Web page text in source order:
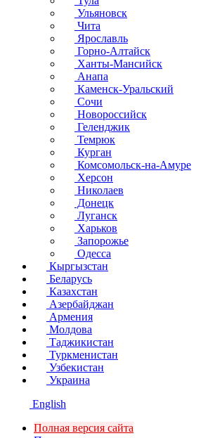
Ульяновск
Чита
Ярославль
Горно-Алтайск
Ханты-Мансийск
Анапа
Каменск-Уральский
Сочи
Новороссийск
Геленджик
Темрюк
Курган
Комсомольск-на-Амуре
Херсон
Николаев
Донецк
Луганск
Харьков
Запорожье
Одесса
Кыргызстан
Беларусь
Казахстан
Азербайджан
Армения
Молдова
Таджикистан
Туркменистан
Узбекистан
Украина
English
Полная версия сайта